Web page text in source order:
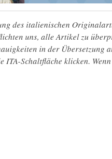
des italienischen
uns, alle Artikel zu
in der Übersetzung
ITA-Schaltfläche klicken.